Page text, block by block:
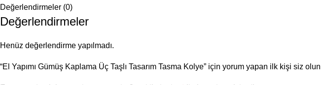
Değerlendirmeler (0)
Değerlendirmeler
Henüz değerlendirme yapılmadı.
“El Yapımı Gümüş Kaplama Üç Taşlı Tasarım Tasma Kolye” için yorum yapan ilk kişi siz olun